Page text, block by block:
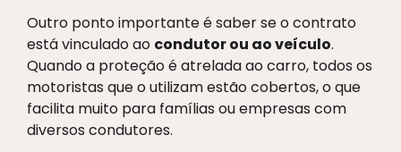
Outro ponto importante é saber se o contrato
está vinculado ao condutor ou ao veículo.
Quando a proteção é atrelada ao carro, todos os
motoristas que o utilizam estão cobertos, o que
facilita muito para famílias ou empresas com
diversos condutores.